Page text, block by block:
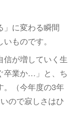
」に変わる瞬間
ものです。
信が増していく生
卒業か…」と、ち
。（今年度の3年
ので寂しさはひ